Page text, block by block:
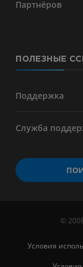
Партнёров
ПОЛЕЗНЫЕ
Поддержка
Служба
©
Условия